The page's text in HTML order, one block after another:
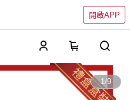
開啟APP
1/9